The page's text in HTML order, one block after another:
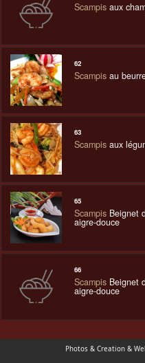
Scampisaux
62
Scampisau
63
Scampisaux
65
ScampisBeignet
aigre-douce
66
ScampisBeignet
aigre-douce
Photos & Creation &